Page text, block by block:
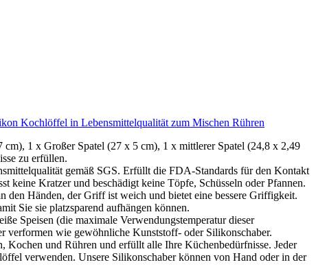
Kochlöffel in Lebensmittelqualität zum Mischen Rühren
1 x Großer Spatel (27 x 5 cm), 1 x mittlerer Spatel (24,8 x 2,49
zu erfüllen.
gemäß SGS. Erfüllt die FDA-Standards für den Kontakt
Kratzer und beschädigt keine Töpfe, Schüsseln oder Pfannen.
den Händen, der Griff ist weich und bietet eine bessere Griffigkeit.
Sie sie platzsparend aufhängen können.
Speisen (die maximale Verwendungstemperatur dieser
verformen wie gewöhnliche Kunststoff- oder Silikonschaber.
und Rühren und erfüllt alle Ihre Küchenbedürfnisse. Jeder
verwenden. Unsere Silikonschaber können von Hand oder in der